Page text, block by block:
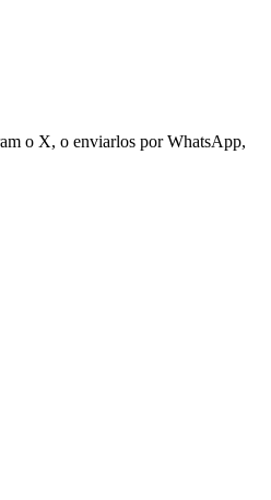
o X, o enviarlos por WhatsApp,